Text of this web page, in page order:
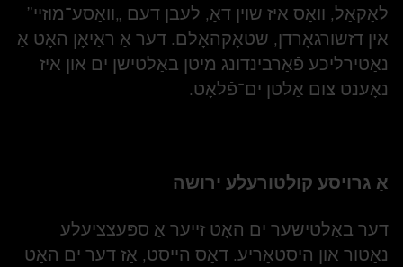
לאָקאַל, װאָס איז שוין דאָ, לעבן דעם „װאַסע־מוזײ”
אין דזשורגאָרדן, שטאָקהאָלם. דער אַ ראַיאָן האָט אַ
נאַטירליכע פֿאַרבינדונג מיטן באַלטישן ים און איז
נאָענט צום אַלטן ים־פֿלאָט.
אַ גרויסע קולטורעלע ירושה
דער באַלטישער ים האָט זײער אַ ספּעצציעלע
נאַטור און היסטאָריע. דאָס הײסט, אַז דער ים האָט